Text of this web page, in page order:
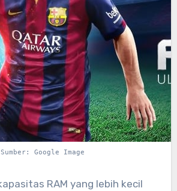
Sumber: Google Image
RAM yang lebih kecil